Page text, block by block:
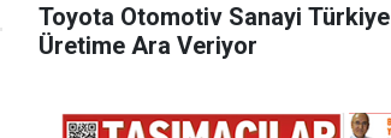
Toyota Otomotiv Sanayi Türkiye
Üretime Ara Veriyor